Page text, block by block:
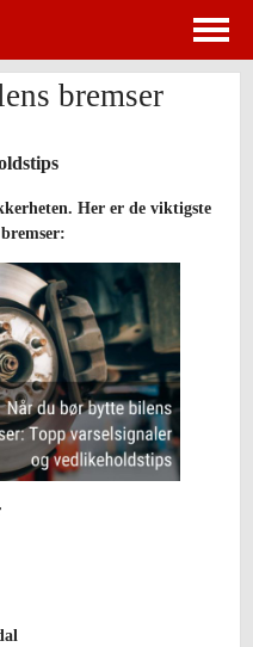
bremser
Her er de viktigste